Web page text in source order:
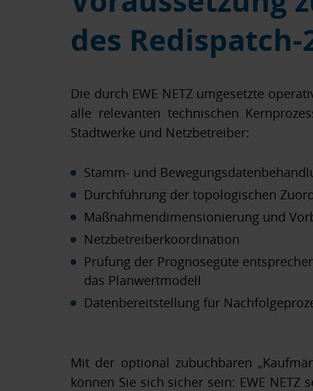
des Redispatch-
Die durch EWE NETZ umgesetzte
alle relevanten technischen
Stadtwerke und Netzbetreiber:
Stamm- und
Durchführung der topologischen
Maßnahmendimensionierung und
Netzbetreiberkoordination
Prüfung der Prognosegüte
das Planwertmodell
Datenbereitstellung für
Mit der optional zubuchbaren
können Sie sich sicher sein: EWE NETZ